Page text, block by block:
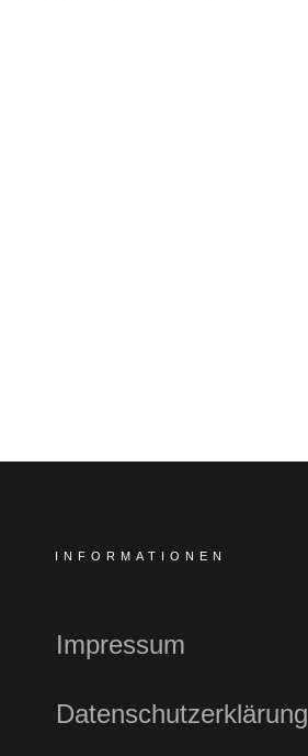
INFORMATIONEN
Impressum
Datenschutzerklärung